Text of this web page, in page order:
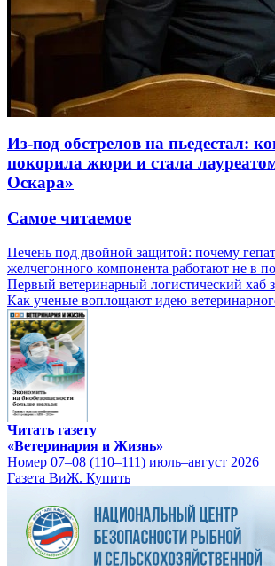
Из-под обстрелов на пьедестал:
покорила жюри и стала
Оскара»
Самое читаемое
Печень под двойной защитой: почему
желчегонного компонента работают не в
Первый ветеринарный логистический хаб
Как ученые воплощают идею
Читать газету
«Ветеринария и Жизнь»
Номер 07–08 (110–111) июль–август 2026
Газета ВиЖ. Купить